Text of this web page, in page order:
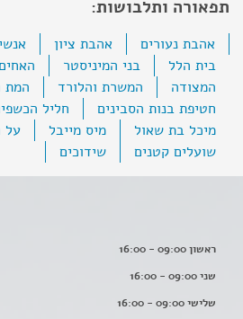
תפאורה ותלבושות:
אהבת נעורים אהבת ציון
בית הלל
בני המיניסטר
המצודה
המשרת והלורד המת
חטיפת בנות הסבינים
חליל
מיכל בת שאול
מיס מייבל
על
שועלים קטנים
שידוכים
ראשון 09:00 - 16:00
שני 09:00 - 16:00
שלישי 09:00 - 16:00